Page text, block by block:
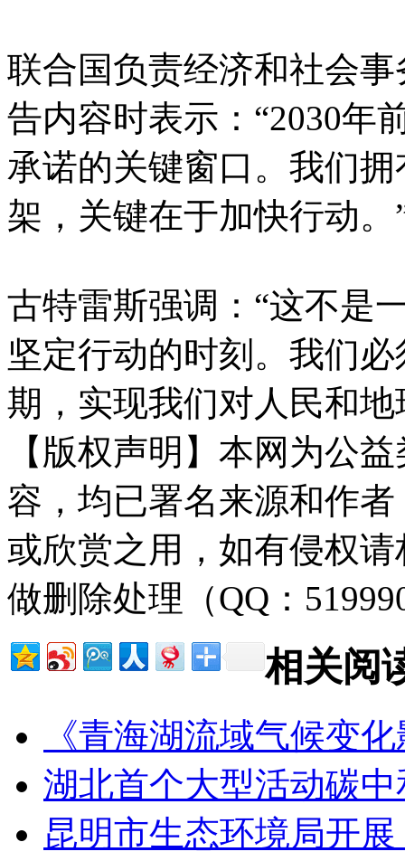
联合国负责经济和社会
告内容时表示：“2030年
承诺的关键窗口。我们
架，关键在于加快行动。
古特雷斯强调：“这不是
坚定行动的时刻。我们
期，实现我们对人民和地
【版权声明】本网为公
容，均已署名来源和作
或欣赏之用，如有侵权
做删除处理（QQ：
相关阅
《青海湖流域气候变
湖北首个大型活动碳
昆明市生态环境局开